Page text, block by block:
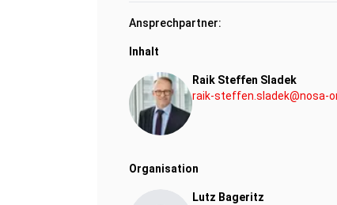
Ansprechpartner:
Inhalt
Raik Steffen Sladek
raik-steffen.sladek@nosa-
Organisation
Lutz Bageritz